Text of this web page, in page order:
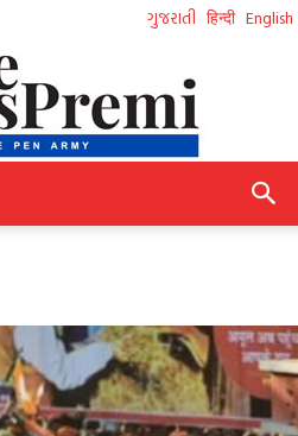
ગુજરાતી हिन्दी English
Gujarati